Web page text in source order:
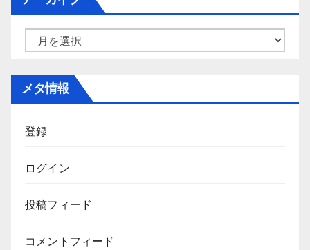
ー
メタ情報
登録
ログイン
投稿フィード
コメントフィード